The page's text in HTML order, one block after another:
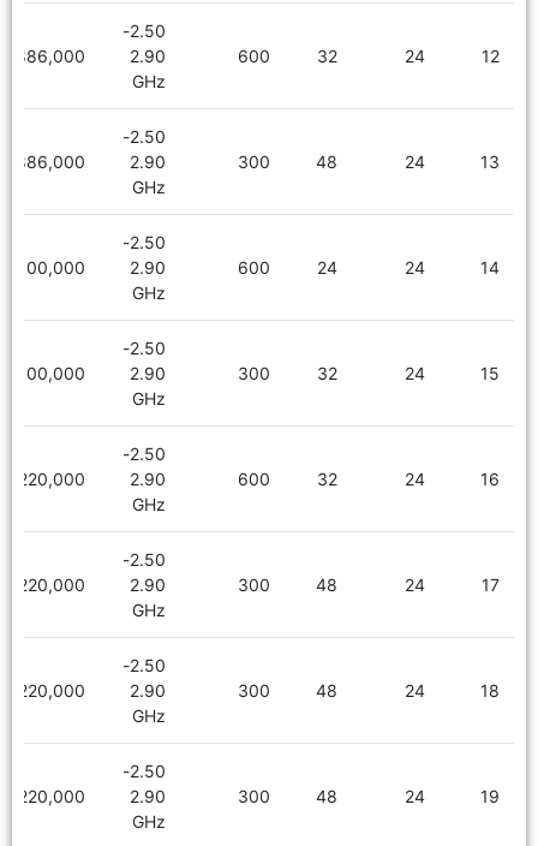
12
24
32
600
2.50-
2.90
GHz
2,886,000
13
24
48
300
2.50-
2.90
GHz
2,886,000
14
24
24
600
2.50-
2.90
GHz
2,100,000
15
24
32
300
2.50-
2.90
GHz
2,100,000
16
24
32
600
2.50-
2.90
GHz
2,220,000
17
24
48
300
2.50-
2.90
GHz
2,220,000
18
24
48
300
2.50-
2.90
GHz
2,220,000
19
24
48
300
2.50-
2.90
GHz
2,220,000